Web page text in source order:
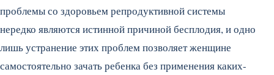
проблемы со здоровьем репродуктивной системы
нередко являются истинной причиной бесплодия, и одно
лишь устранение этих проблем позволяет женщине
самостоятельно зачать ребенка без применения каких-